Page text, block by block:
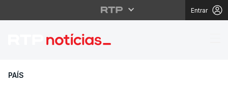
Entrar
Hospital de São José
PAÍS